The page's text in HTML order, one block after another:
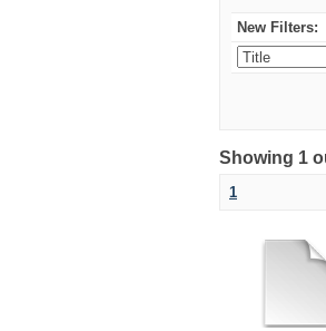
New Filters:
Showing 1
1